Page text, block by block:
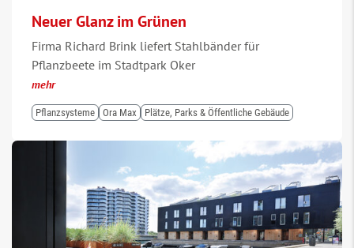
Neuer Glanz im Grünen
Firma Richard Brink liefert Stahlbänder für
Pflanzbeete im Stadtpark Oker
mehr
Pflanzsysteme Ora Max Plätze, Parks & Öffentliche Gebäude